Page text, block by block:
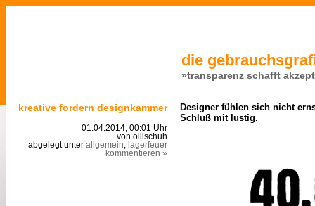
die
»transparenz schafft
kreative fordern designkammer
01.04.2014, 00:01 Uhr
von ollischuh
abgelegt unter allgemein
lagerfeuer
kommentieren »
Designer fühlen sich nicht
Schluß mit lustig.